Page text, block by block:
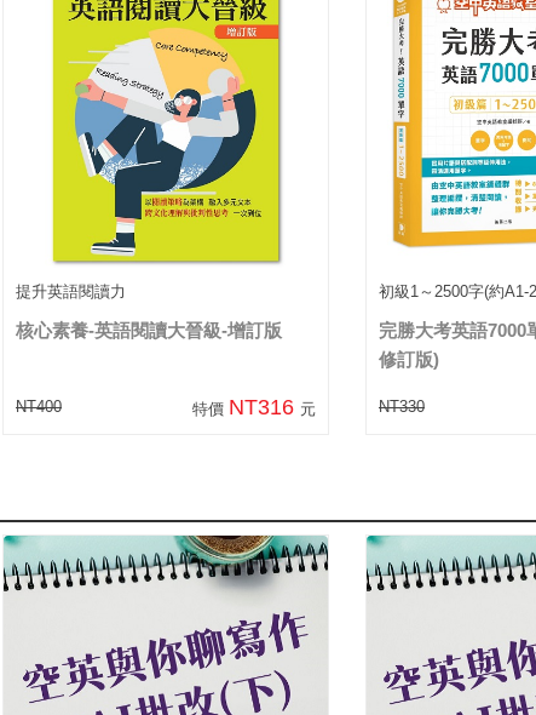
提升英語閱讀力
核心素養-英語閱讀大晉級-增訂版
NT400 特價 NT316 元
初級1～2500字(約A1-
完勝大考英語7000
修訂版)
NT330